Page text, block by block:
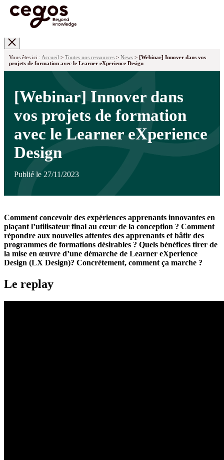
Vous êtes ici : Accueil > Toutes nos ressources > News > [Webinar] Innover dans vos
projets de formation avec le Learner eXperience Design
[Webinar] Innover dans
vos projets de formation
avec le Learner eXperience
Design
Publié le 27/11/2023
Comment concevoir des expériences apprenants innovantes en
plaçant l’utilisateur final au cœur de la conception ? Comment
répondre aux nouvelles attentes des apprenants et bâtir des
programmes de formations désirables ? Quels bénéfices tirer de
la mise en œuvre d’une démarche de Learner eXperience
Design (LX Design)? Concrètement, comment ça marche ?
Le replay